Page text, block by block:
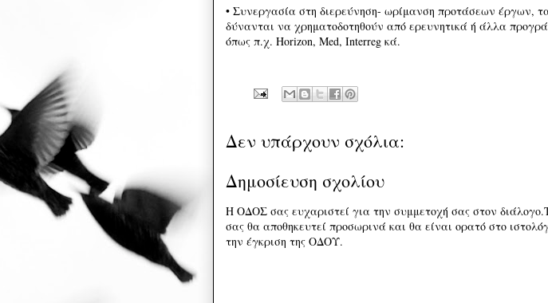
• Συνεργασία στη διερεύνηση- ωρίμανση προτάσεων έργων,
δύνανται να χρηματοδοτηθούν από ερευνητικά ή άλλα
όπως π.χ. Horizon, Med, Interreg κά.
Δεν υπάρχουν σχόλια:
Δημοσίευση σχολίου
Η ΟΔΟΣ σας ευχαριστεί για την συμμετοχή σας στον
σας θα αποθηκευτεί προσωρινά και θα είναι ορατό στο
την έγκριση της ΟΔΟΥ.